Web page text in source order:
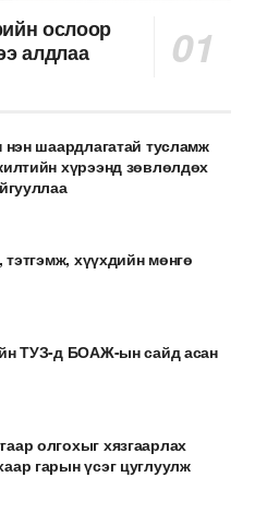
ослоор
алдлаа
шаардлагатай тусламж
хүрээнд зөвлөлдөх
тэтгэмж, хүүхдийн мөнгө
ТУЗ-д БОАЖ-ын сайд асан
олгохыг хязгаарлах
гарын үсэг цуглуулж